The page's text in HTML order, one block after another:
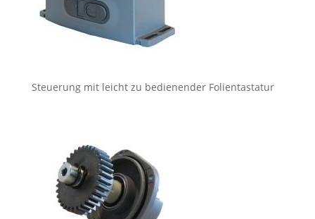
Steuerung mit leicht zu bedienender Folientastatur